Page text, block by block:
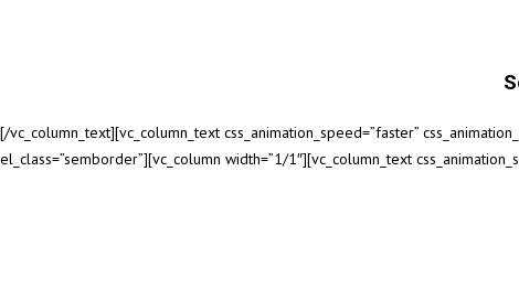
[/vc_column_text][vc_column_text css_animation_speed=”faster”
el_class=”semborder”][vc_column width=”1/1″][vc_column_text